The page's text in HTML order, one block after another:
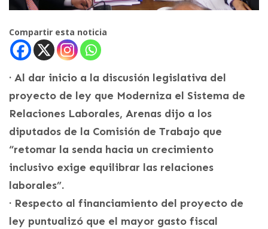
Compartir esta noticia
· Al dar inicio a la discusión legislativa del
proyecto de ley que Moderniza el Sistema de
Relaciones Laborales, Arenas dijo a los
diputados de la Comisión de Trabajo que
“retomar la senda hacia un crecimiento
inclusivo exige equilibrar las relaciones
laborales”.
· Respecto al financiamiento del proyecto de
ley puntualizó que el mayor gasto fiscal